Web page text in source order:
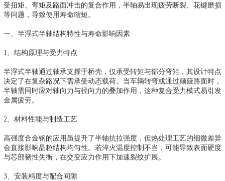
受扭矩、弯矩及路面冲击的复合作用，半轴易出现疲劳断裂、花键磨损
等问题，导致使用寿命缩短。
一、半浮式半轴结构特性与寿命影响因素
1、结构原理与受力特点
半浮式半轴通过轴承支撑于桥壳，仅承受转矩与部分弯矩，其设计特点
决定了在复杂路况下需承受动态载荷。当车辆转弯或通过颠簸路面时，
半轴需同时应对轴向力与径向力的叠加作用，这种复合受力模式易引发
金属疲劳。
2、材料性能与制造工艺
高强度合金钢的应用虽提升了半轴抗拉强度，但热处理工艺的细微差异
会直接影响晶粒结构均匀性。若淬火温度控制不当，可能导致表面硬度
与芯部韧性失衡，在交变应力作用下加速裂纹扩展。
3、安装精度与配合间隙